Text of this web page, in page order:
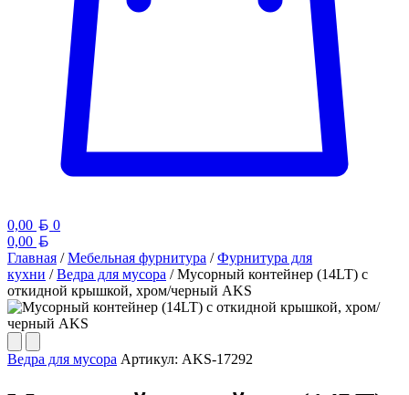
0,00 Белорусский рубль
0
0,00
Главная /Мебельная фурнитура /Фурнитура для
кухни /Ведра для мусора / Мусорный контейнер (14LT) с
откидной крышкой, хром/черный AKS
Ведра для мусора Артикул: AKS-17292